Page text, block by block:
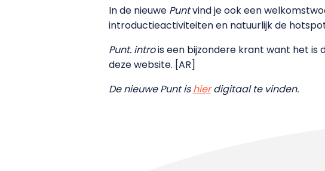
In de nieuwe Puntvind je ook een
introductieactiviteiten en natuurlijk de
Punt. introis een bijzondere krant want het is
deze website. [AR]
De nieuwe Punt ishierdigitaal te vinden.